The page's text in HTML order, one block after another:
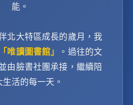
能。
北大特區成長的歲月，我
「唯讀圖書館」
。過往的文
由臉書社團承接，繼續陪
活的每一天。